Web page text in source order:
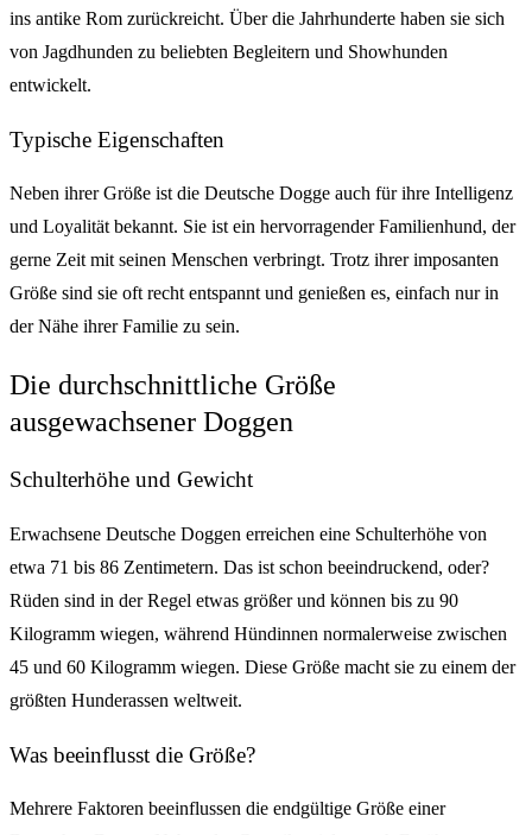
ins antike Rom zurückreicht. Über die Jahrhunderte haben sie sich
von Jagdhunden zu beliebten Begleitern und Showhunden
entwickelt.
Typische Eigenschaften
Neben ihrer Größe ist die Deutsche Dogge auch für ihre Intelligenz
und Loyalität bekannt. Sie ist ein hervorragender Familienhund, der
gerne Zeit mit seinen Menschen verbringt. Trotz ihrer imposanten
Größe sind sie oft recht entspannt und genießen es, einfach nur in
der Nähe ihrer Familie zu sein.
Die durchschnittliche Größe
ausgewachsener Doggen
Schulterhöhe und Gewicht
Erwachsene Deutsche Doggen erreichen eine Schulterhöhe von
etwa 71 bis 86 Zentimetern. Das ist schon beeindruckend, oder?
Rüden sind in der Regel etwas größer und können bis zu 90
Kilogramm wiegen, während Hündinnen normalerweise zwischen
45 und 60 Kilogramm wiegen. Diese Größe macht sie zu einem der
größten Hunderassen weltweit.
Was beeinflusst die Größe?
Mehrere Faktoren beeinflussen die endgültige Größe einer